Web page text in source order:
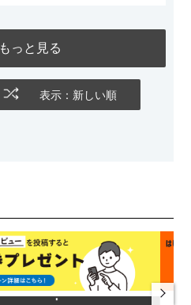
もっと見る
表示：新しい順